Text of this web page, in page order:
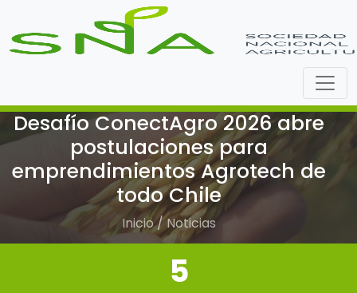
Desafío ConectAgro 2026 abre
postulaciones para
emprendimientos Agrotech de
todo Chile
Inicio / Noticias
5